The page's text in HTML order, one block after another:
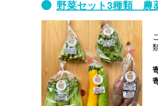
野菜セット3種類 農